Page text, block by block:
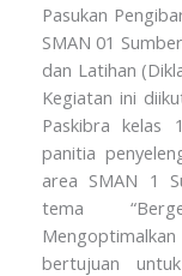
Pasukan
SMAN 01
dan Latihan
Kegiatan ini
Paskibra kelas
panitia
area SMAN 1
tema
bertujuan